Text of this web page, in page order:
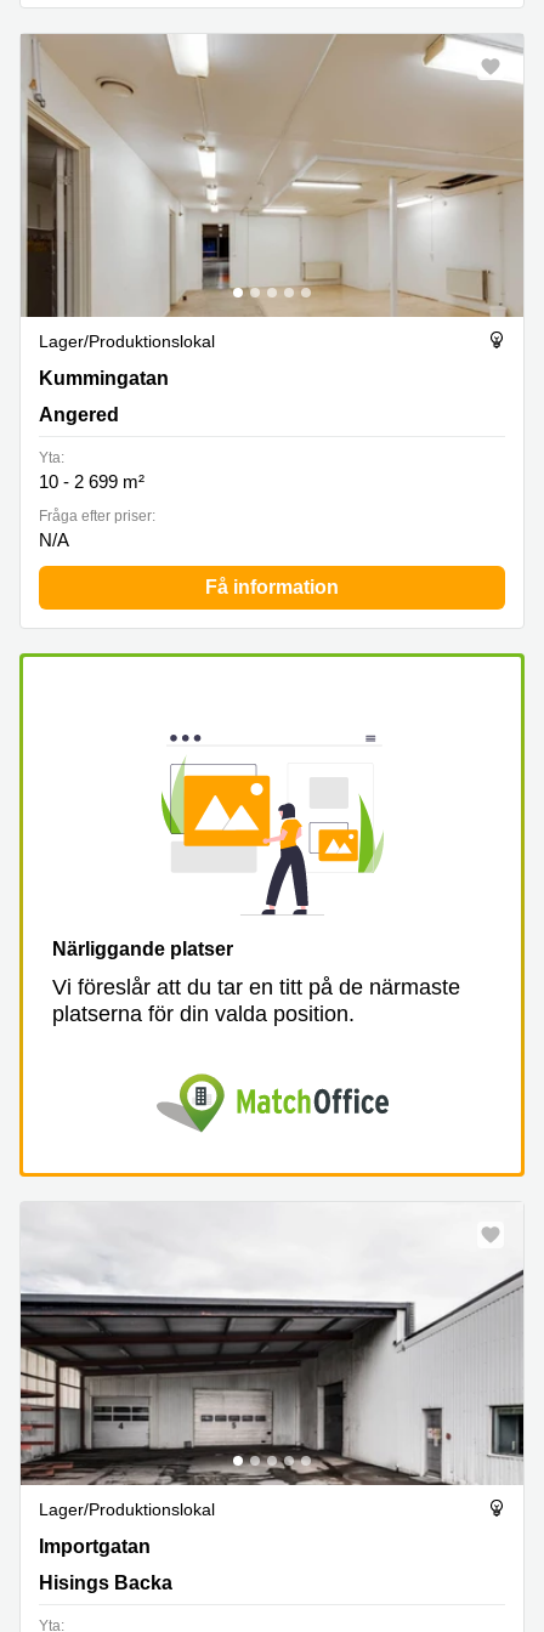
Lager/produktionslokal
Kummingatan 9, Angered
Kummingatan
Angered
Yta:
10 - 2 699 m²
Fråga efter priser:
N/A
Få information
Närliggande platser
Vi föreslår att du tar en titt på de närmaste
platserna för din valda position.
Lager/produktionslokal
Importgatan 14D, Hisings Backa
Importgatan
Hisings Backa
Yta: